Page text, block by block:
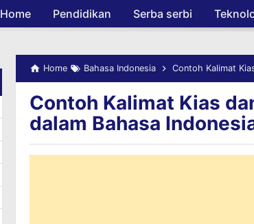
Skip
Home Pendidikan Serba serbi
Home Bahasa Indonesia Contoh Kalimat Kias
Contoh Kalimat Kias
dalam Bahasa